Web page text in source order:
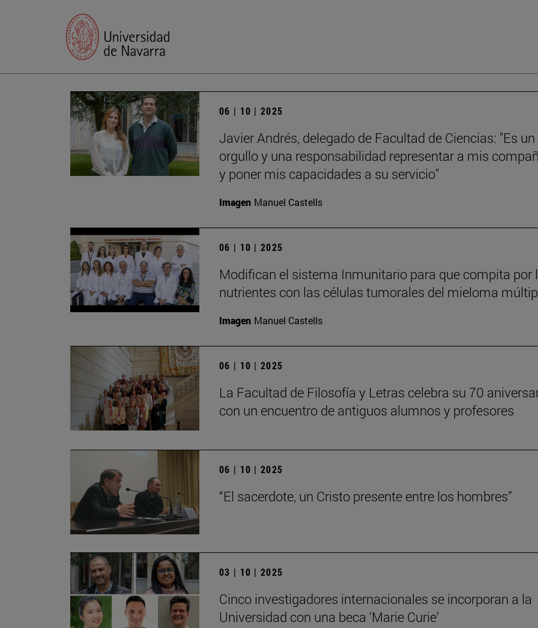
06 | 10 | 2025
Javier Andrés, delegado de Facultad de Ciencias: "Es un
orgullo y una responsabilidad representar a mis
y poner mis capacidades a su servicio"
Imagen Manuel Castells
06 | 10 | 2025
Modifican el sistema Inmunitario para que compita por
nutrientes con las células tumorales del mieloma
Imagen Manuel Castells
06 | 10 | 2025
La Facultad de Filosofía y Letras celebra su 70
con un encuentro de antiguos alumnos y profesores
06 | 10 | 2025
“El sacerdote, un Cristo presente entre los hombres”
03 | 10 | 2025
Cinco investigadores internacionales se incorporan a la
Universidad con una beca ‘Marie Curie’